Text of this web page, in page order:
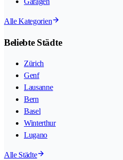
Alle Kategorien
Beliebte Städte
Zürich
Genf
Lausanne
Bern
Basel
Winterthur
Lugano
Alle Städte